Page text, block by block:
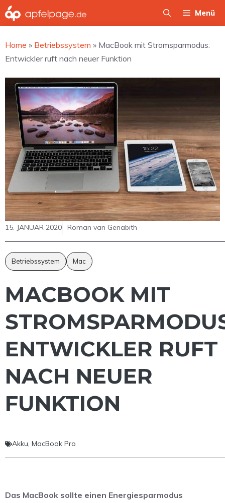
Zum
Inhalt
Menü
Home » Betriebssystem » MacBook mit Stromsparmodus:
Entwickler ruft nach neuer Funktion
15. JANUAR 2020 Roman van Genabith
Betriebssystem Mac
MACBOOK MIT
ENTWICKLER RUFT
NACH NEUER
FUNKTION
Akku, MacBook Pro
Das MacBook sollte einen Energiesparmodus